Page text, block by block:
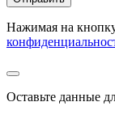
Нажимая на
Оставьте данные